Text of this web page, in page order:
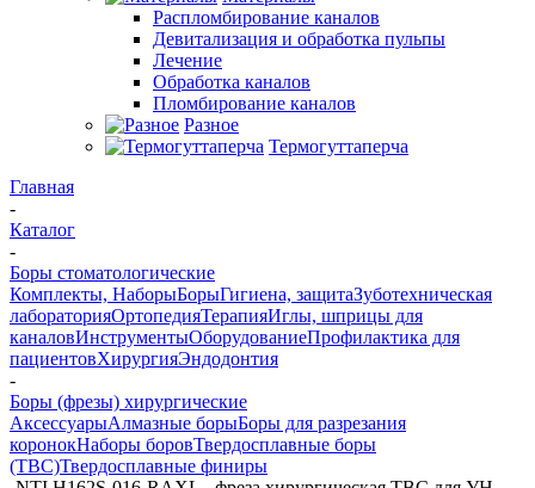
Распломбирование каналов
Девитализация и обработка пульпы
Лечение
Обработка каналов
Пломбирование каналов
Разное
Термогуттаперча
Главная
-
Каталог
-
Боры стоматологические
Комплекты, НаборыБорыГигиена, защитаЗуботехническая
лабораторияОртопедияТерапияИглы, шприцы для
каналовИнструментыОборудованиеПрофилактика для
пациентовХирургияЭндодонтия
-
Боры (фрезы) хирургические
АксессуарыАлмазные борыБоры для разрезания
коронокНаборы боровТвердосплавные боры
(ТВС)Твердосплавные финиры